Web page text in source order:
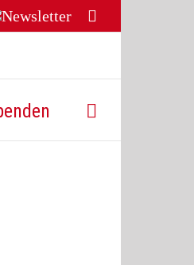
Mail